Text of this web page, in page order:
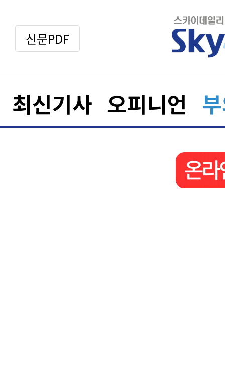
신문PDF
최신기사 오피니언